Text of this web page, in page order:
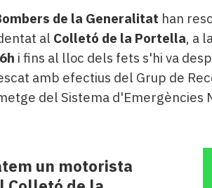
de la Generalitat han
al Colletó de la Portella, a
i fins al lloc dels fets s'hi va
amb efectius del Grup de
del Sistema d'Emergències
un motorista